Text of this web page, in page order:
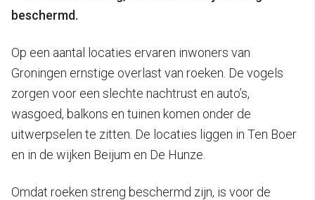
beschermd.
Op een aantal locaties ervaren inwoners van
Groningen ernstige overlast van roeken. De vogels
zorgen voor een slechte nachtrust en auto’s,
wasgoed, balkons en tuinen komen onder de
uitwerpselen te zitten. De locaties liggen in Ten Boer
en in de wijken Beijum en De Hunze.
Omdat roeken streng beschermd zijn, is voor de